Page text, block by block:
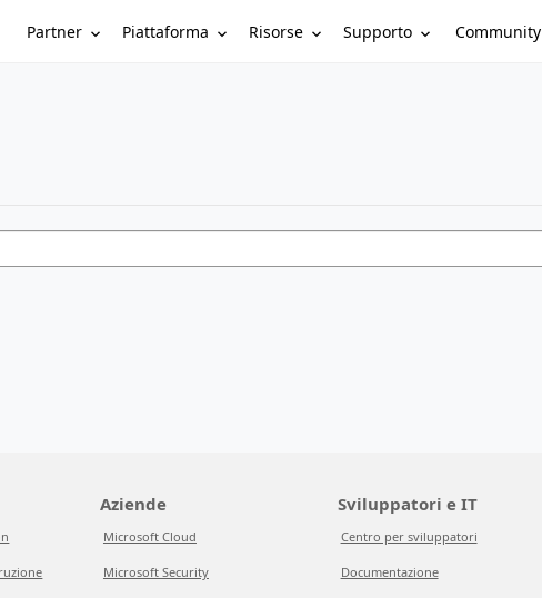
Partner Piattaforma Risorse Supporto Community
Aziende
Microsoft Cloud
Microsoft Security
Sviluppatori e IT
Centro per sviluppatori
Documentazione